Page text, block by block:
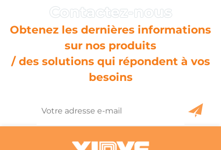
Obtenez les dernières informations
sur nos produits
/ des solutions qui répondent à vos
besoins